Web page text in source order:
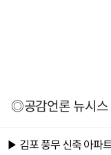
◎공감언론 뉴시스